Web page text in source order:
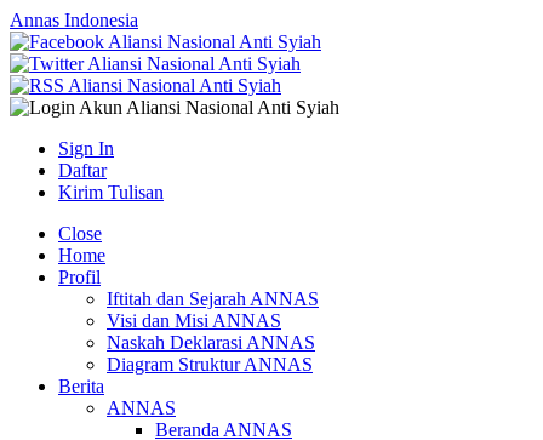
Annas Indonesia
Sign In
Daftar
Kirim Tulisan
Close
Home
Profil
Iftitah dan Sejarah ANNAS
Visi dan Misi ANNAS
Naskah Deklarasi ANNAS
Diagram Struktur ANNAS
Berita
ANNAS
Beranda ANNAS